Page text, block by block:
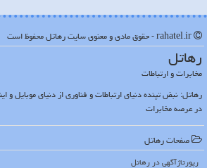
رهاتل
مخابرات و ارتباطات
رهاتل: نبض تپنده دنیای ارتباطات و فناوری از دنیای موبایل و
در عرصه مخابرات
صفحات رهاتل
رپورتاژآگهی در رهاتل